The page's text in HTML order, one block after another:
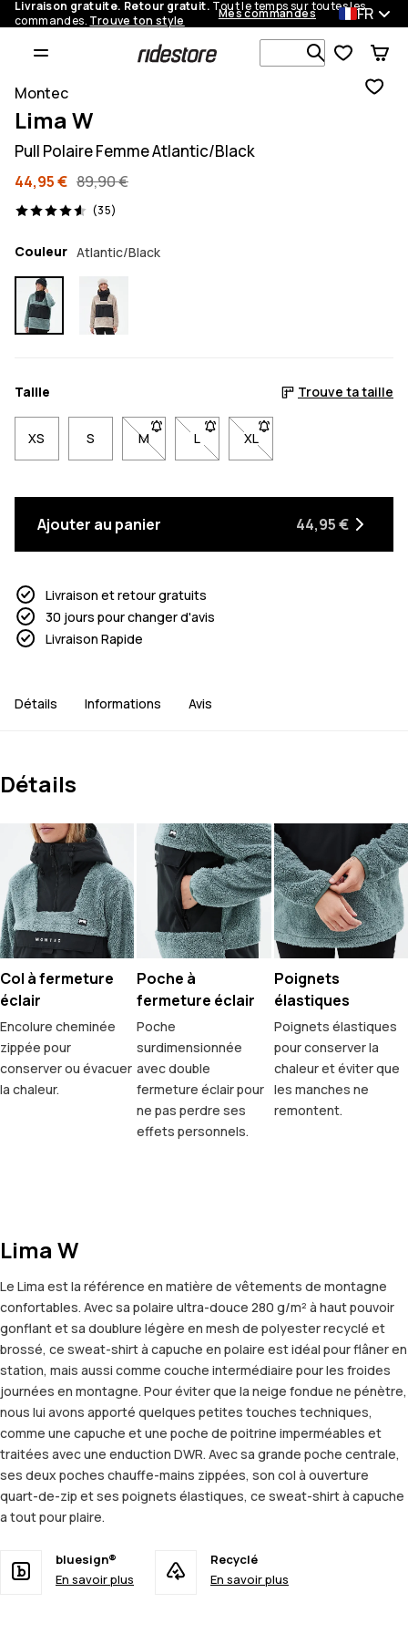
Livraison gratuite. Retour gratuit. Tout le temps sur toutes les
commandes. Trouve ton style Mes commandes FR
Recherche
Montec
Lima W
Pull Polaire Femme Atlantic/Black
44,95 € 89,90 €
(35)
35 avis, 4.6/5
Couleur Atlantic/Black
Taille Trouve ta taille
XS S M- Taille M non disponible. Clique pour être
L- Taille L non disponible. Clique
XL- Taille XL non
Ajouter au panier 44,95 €
Livraison et retour gratuits
30 jours pour changer d'avis
Livraison Rapide
Détails Informations Avis
Détails
Col à fermeture
éclair
Encolure cheminée
zippée pour
conserver ou évacuer
la chaleur.
Poche à
fermeture éclair
Poche
surdimensionnée
avec double
fermeture éclair pour
ne pas perdre ses
effets personnels.
Poignets
élastiques
Poignets élastiques
pour conserver la
chaleur et éviter que
les manches ne
remontent.
Lima W
Le Lima est la référence en matière de vêtements de montagne
confortables. Avec sa polaire ultra-douce 280 g/m² à haut pouvoir
gonflant et sa doublure légère en mesh de polyester recyclé et
brossé, ce sweat-shirt à capuche en polaire est idéal pour flâner en
station, mais aussi comme couche intermédiaire pour les froides
journées en montagne. Pour éviter que la neige fondue ne pénètre,
nous lui avons apporté quelques petites touches techniques,
comme une capuche et une poche de poitrine imperméables et
traitées avec une enduction DWR. Avec sa grande poche centrale,
ses deux poches chauffe-mains zippées, son col à ouverture
quart-de-zip et ses poignets élastiques, ce sweat-shirt à capuche
a tout pour plaire.
bluesign®
En savoir plus
Recyclé
En savoir plus